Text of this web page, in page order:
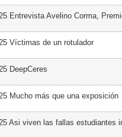
Entrevista Avelino Corma,
Víctimas de un rotulador
DeepCeres
Mucho más que una exposición
Asi viven las fallas estudiantes